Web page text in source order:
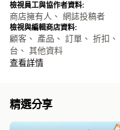
檢視員工與協作者資料:
商店擁有人、 網誌投稿者
檢視與編輯商店資料:
顧客、 產品、 訂單、 折扣
台、 其他資料
查看詳情
精選分享